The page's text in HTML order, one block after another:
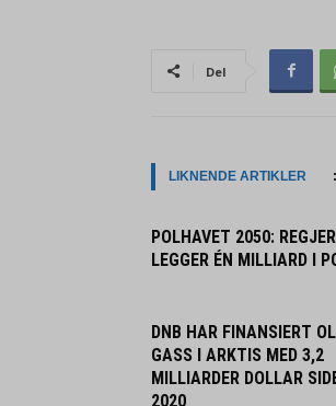
Del
LIKNENDE ARTIKLER :
POLHAVET 2050:
LEGGER ÉN MILLIARD I
DNB HAR FINANSIERT
GASS I ARKTIS MED 3,2
MILLIARDER DOLLAR
2020